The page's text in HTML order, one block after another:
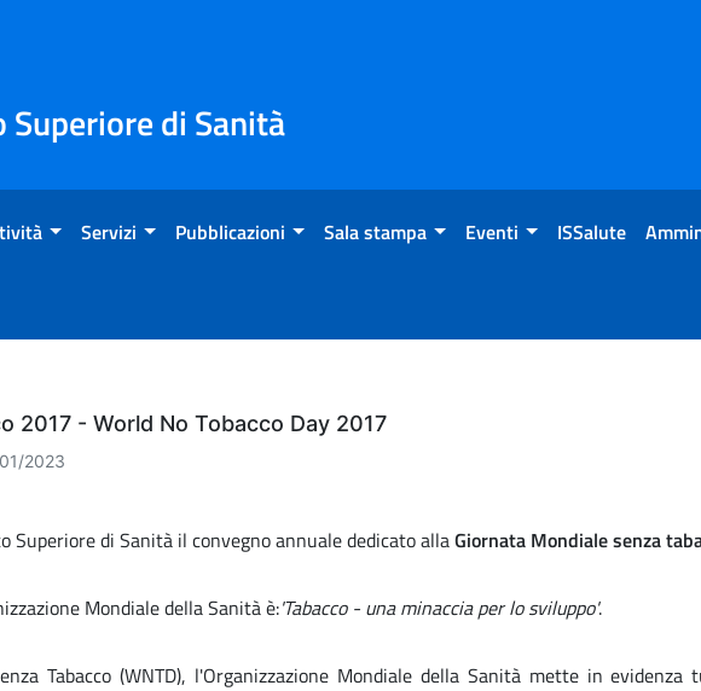
di Sanità
Servizi Pubblicazioni Sala stampa Eventi ISSalute
2017 - World No Tobacco Day 2017
2023
di Sanità il convegno annuale dedicato allaGiornata Mondiale senza
Mondiale della Sanità è:'Tabacco - una minaccia per lo sviluppo'.
Tabacco (WNTD), l'Organizzazione Mondiale della Sanità mette in